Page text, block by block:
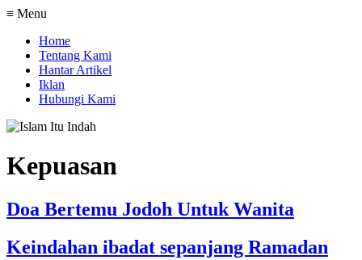
≡ Menu
Home
Tentang Kami
Hantar Artikel
Iklan
Hubungi Kami
Kepuasan
Doa Bertemu Jodoh Untuk Wanita
Keindahan ibadat sepanjang Ramadan